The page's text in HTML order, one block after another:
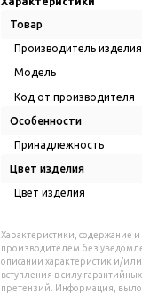
Товар
Производитель изделия
Модель
Код от производителя
Особенности
Принадлежность
Цвет изделия
Цвет изделия
Характеристики, содержание
производителем без
описании характеристик и/
вступления в силу
претензий. Информация,